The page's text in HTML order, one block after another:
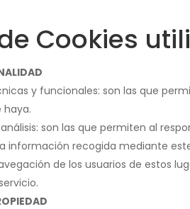
Cookies
y funcionales: son las que
haya.
análisis: son las que permiten al
información recogida mediante
de los usuarios de estos